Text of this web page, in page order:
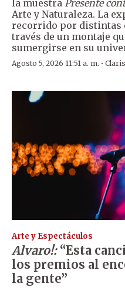
la muestra Presente
Arte y Naturaleza. La
recorrido por distintas
través de un montaje
sumergirse en su
Agosto 5, 2026 11:51 a. m. ·
Arte y Espectáculos
Alvaro!:“Esta
los premios al
la gente”